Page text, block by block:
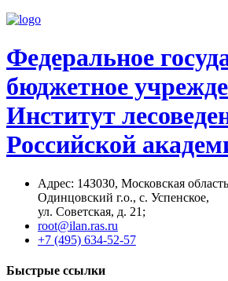
Федеральное
бюджетное
Институт
Российской
Адрес: 14З0З0, Московская
Одинцовский г.о., с. Успенское,
ул. Советская, д. 21;
root@ilan.ras.ru
+7 (495) 634-52-57
Быстрые ссылки